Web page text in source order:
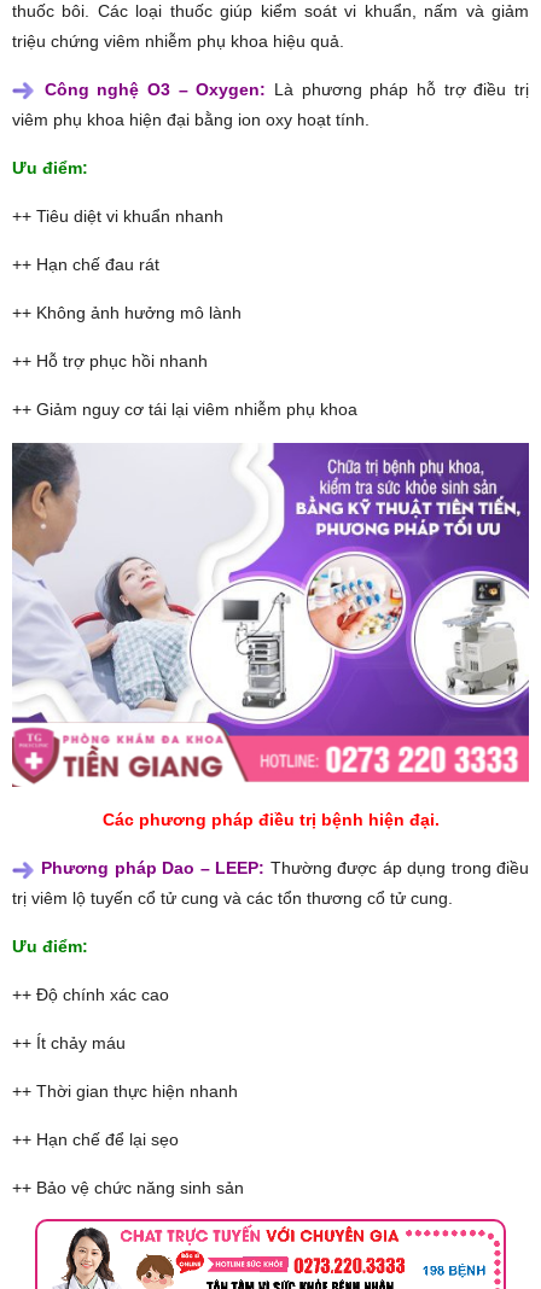
thuốc bôi. Các loại thuốc giúp kiểm soát vi khuẩn, nấm và giảm
triệu chứng viêm nhiễm phụ khoa hiệu quả.
Công nghệ O3 – Oxygen: Là phương pháp hỗ trợ điều trị
viêm phụ khoa hiện đại bằng ion oxy hoạt tính.
Ưu điểm:
++ Tiêu diệt vi khuẩn nhanh
++ Hạn chế đau rát
++ Không ảnh hưởng mô lành
++ Hỗ trợ phục hồi nhanh
++ Giảm nguy cơ tái lại viêm nhiễm phụ khoa
Các phương pháp điều trị bệnh hiện đại.​
Phương pháp Dao – LEEP: Thường được áp dụng trong điều
trị viêm lộ tuyến cổ tử cung và các tổn thương cổ tử cung.
Ưu điểm:
++ Độ chính xác cao
++ Ít chảy máu
++ Thời gian thực hiện nhanh
++ Hạn chế để lại sẹo
++ Bảo vệ chức năng sinh sản